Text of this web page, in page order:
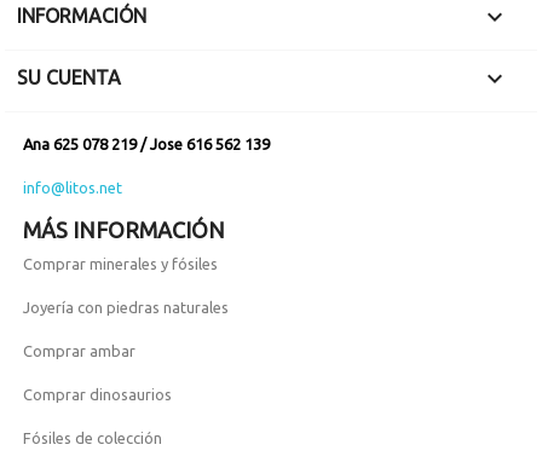
INFORMACIÓN 
SU CUENTA 
Ana 625 078 219 / Jose 616 562 139
info@litos.net
MÁS INFORMACIÓN
Comprar minerales y fósiles
Joyería con piedras naturales
Comprar ambar
Comprar dinosaurios
Fósiles de colección